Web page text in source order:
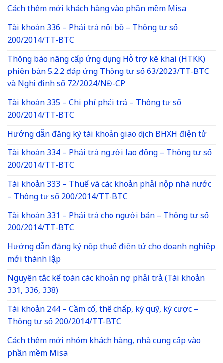
Cách thêm mới khách hàng vào phần mềm Misa
Tài khoản 336 – Phải trả nội bộ – Thông tư số
200/2014/TT-BTC
Thông báo nâng cấp ứng dụng Hỗ trợ kê khai (HTKK)
phiên bản 5.2.2 đáp ứng Thông tư số 63/2023/TT-BTC
và Nghị định số 72/2024/NĐ-CP
Tài khoản 335 – Chi phí phải trả – Thông tư số
200/2014/TT-BTC
Hướng dẫn đăng ký tài khoản giao dịch BHXH điện tử
Tài khoản 334 – Phải trả người lao động – Thông tư số
200/2014/TT-BTC
Tài khoản 333 – Thuế và các khoản phải nộp nhà nước
– Thông tư số 200/2014/TT-BTC
Tài khoản 331 – Phải trả cho người bán – Thông tư số
200/2014/TT-BTC
Hướng dẫn đăng ký nộp thuế điện tử cho doanh nghiệp
mới thành lập
Nguyên tắc kế toán các khoản nợ phải trả (Tài khoản
331, 336, 338)
Tài khoản 244 – Cầm cố, thế chấp, ký quỹ, ký cược –
Thông tư số 200/2014/TT-BTC
Cách thêm mới nhóm khách hàng, nhà cung cấp vào
phần mềm Misa